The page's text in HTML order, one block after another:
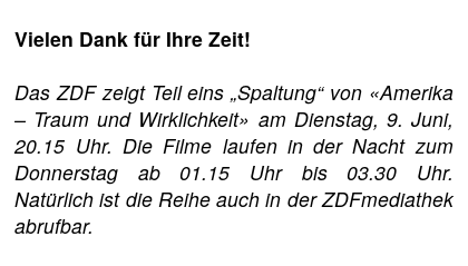
Vielen Dank für Ihre Zeit!
Das ZDF zeigt Teil eins „Spaltung“ von «Amerika
– Traum und Wirklichkeit» am Dienstag, 9. Juni,
20.15 Uhr. Die Filme laufen in der Nacht zum
Donnerstag ab 01.15 Uhr bis 03.30 Uhr.
Natürlich ist die Reihe auch in der ZDFmediathek
abrufbar.